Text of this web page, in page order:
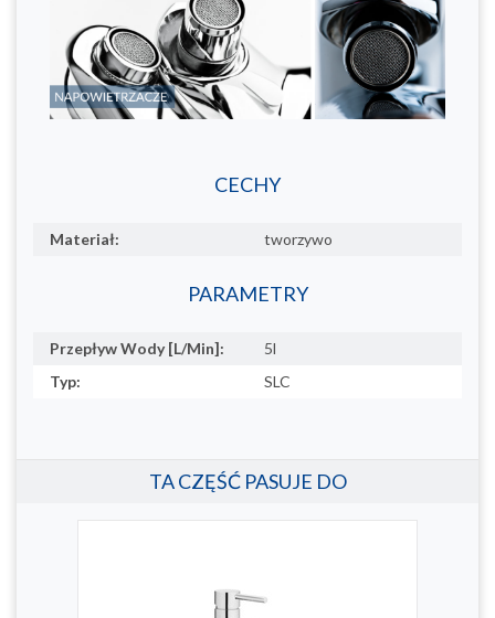
CECHY
Materiał: tworzywo
PARAMETRY
Przepływ Wody [L/Min]:
5l
Typ:
SLC
TA CZĘŚĆ PASUJE DO